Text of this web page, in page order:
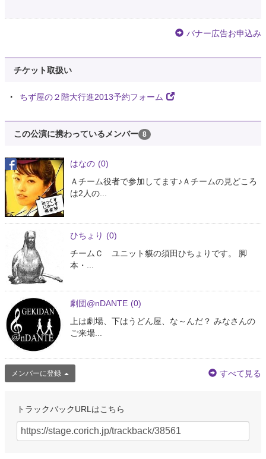
バナー広告お申込み
チケット取扱い
ちず屋の２階大行進2013予約フォーム
この公演に携わっているメンバー 8
はなの (0)
Ａチーム役者で参加してます♪Ａチームの見どころ
は2人の...
ひちょり (0)
チームＣ ユニット貘の須田ひちょりです。 脚
本・...
劇団@nDANTE (0)
上は劇場、下はうどん屋、な～んだ？ みなさんの
ご来場...
メンバーに登録 すべて見る
トラックバックURLはこちら